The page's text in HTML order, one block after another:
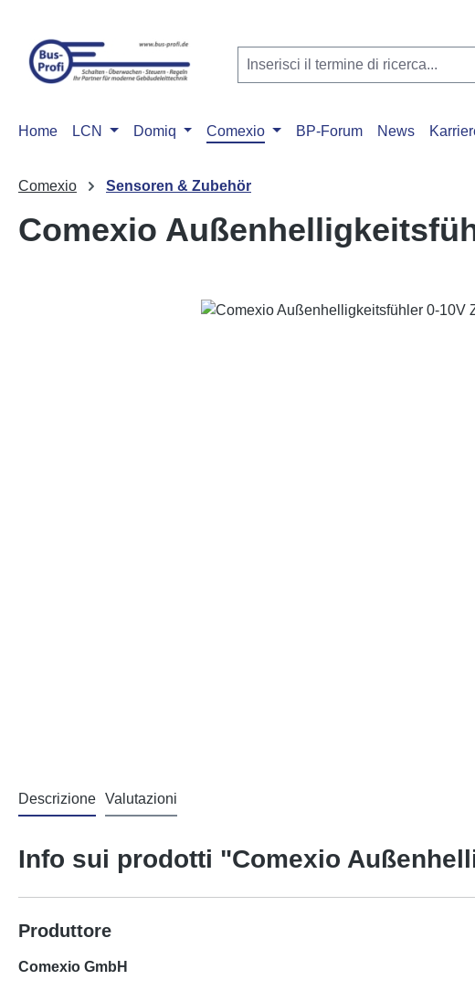
Home LCN Domiq Comexio BP-Forum News
Comexio Sensoren & Zubehör
Comexio
Descrizione Valutazioni
Info sui prodotti "Comexio
Produttore
Comexio GmbH